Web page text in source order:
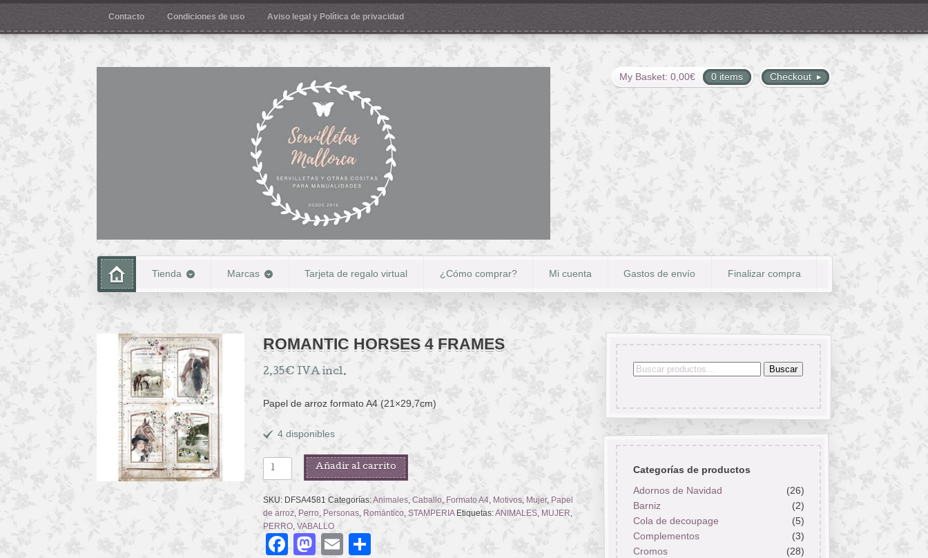
Contacto Condiciones de uso Aviso legal y Política de privacidad
Checkout
My Basket: 0,00€ 0 items
Tienda Marcas Tarjeta de regalo virtual ¿Cómo comprar? Mi cuenta Gastos de envío Finalizar compra
ROMANTIC HORSES 4 FRAMES
2,35€ IVA incl.
Papel de arroz formato A4 (21×29,7cm)
4 disponibles
ROMANTIC
HORSES
4
FRAMES
cantidad
Añadir al carrito
SKU: DFSA4581 Categorías:Animales, Caballo Formato A4, Motivos, Mujer, Papel
de arroz, Perro Personas, Romántico, STAMPERIA Etiquetas:ANIMALES, MUJER
PERRO, VABALLO
Facebook
Mastodon
EmailCompartir
Buscar
Buscar
Categorías de productos
Adornos de Navidad
(26)
Barniz
(2)
Cola de decoupage
(5)
Complementos
(3)
Cromos
(28)